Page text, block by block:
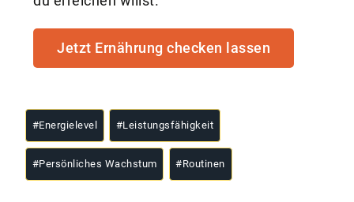
Jetzt Ernährung checken lassen
#Energielevel #Leistungsfähigkeit
#Persönliches Wachstum #Routinen